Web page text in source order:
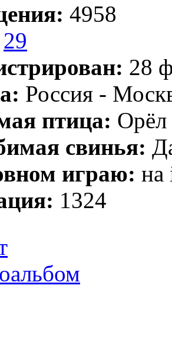
4958
29
28
Россия -
птица:
свинья:
играю: на
1324